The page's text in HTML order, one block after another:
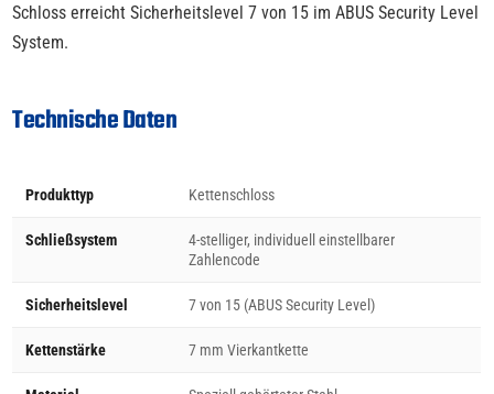
Schloss erreicht Sicherheitslevel 7 von 15 im ABUS Security Level
System.
Technische Daten
Produkttyp Kettenschloss
Schließsystem
4-stelliger, individuell einstellbarer
Zahlencode
Sicherheitslevel 7 von 15 (ABUS Security Level)
Kettenstärke 7 mm Vierkantkette